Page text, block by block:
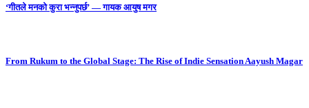
‘गीतले मनको कुरा भन्नुपर्छ’ — गायक आयुष मगर
From Rukum to the Global Stage: The Rise of Indie Sensation Aayush Magar